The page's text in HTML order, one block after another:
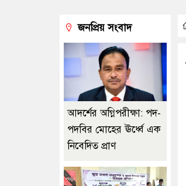
জনপ্রিয় সংবাদ
আদর্শের অগ্নিপরীক্ষা: পদ-
পদবির মোহের ঊর্ধ্বে এক
নিবেদিত প্রাণ